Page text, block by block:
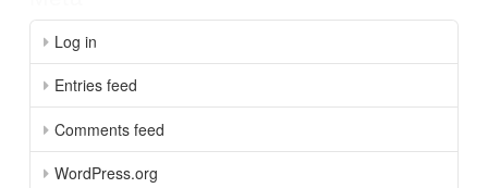
Log in
Entries feed
Comments feed
WordPress.org